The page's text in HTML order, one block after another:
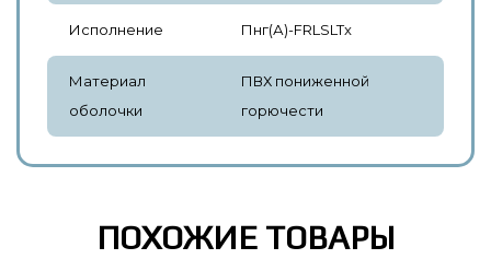
Исполнение Пнг(А)-FRLSLTx
Материал
оболочки
ПВХ пониженной
горючести
ПОХОЖИЕ ТОВАРЫ